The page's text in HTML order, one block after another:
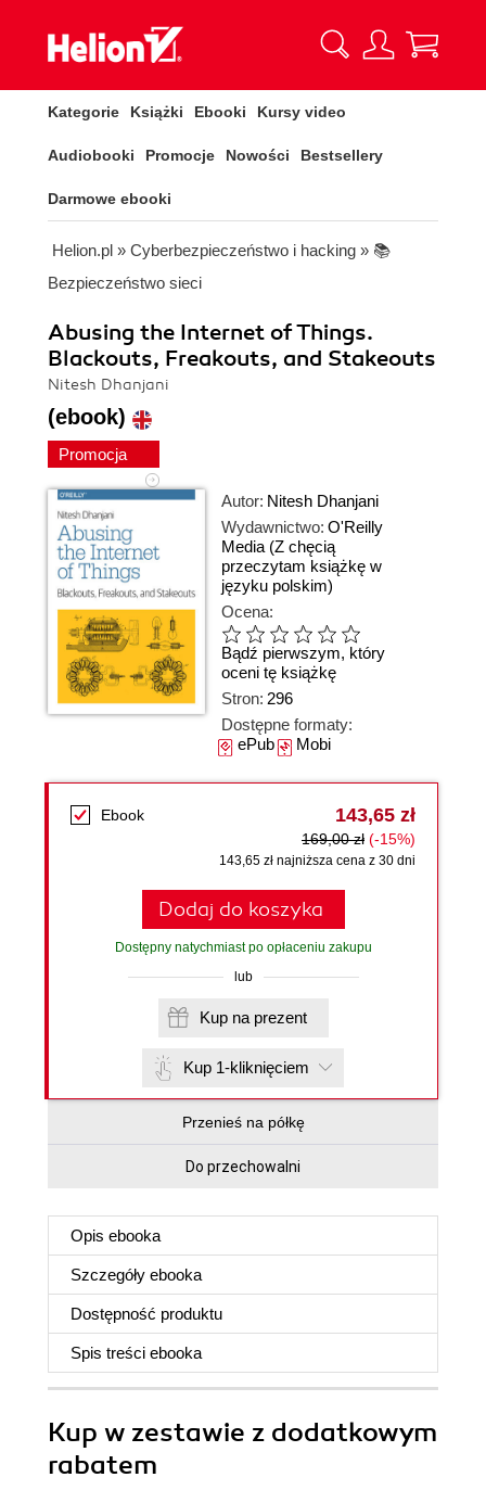
Kategorie Książki Ebooki Kursy video
Audiobooki Promocje Nowości Bestsellery
Darmowe ebooki
Helion.pl » Cyberbezpieczeństwo i hacking » 📚
Bezpieczeństwo sieci
Abusing the Internet of Things.
Blackouts, Freakouts, and Stakeouts
Nitesh Dhanjani
(ebook)
Promocja
Autor: Nitesh Dhanjani
Wydawnictwo: O'Reilly
Media (Z chęcią
przeczytam książkę w
języku polskim)
Ocena:
Bądź pierwszym, który
oceni tę książkę
Stron: 296
Dostępne formaty:
ePubMobi
Ebook 143,65 zł
169,00 zł (-15%)
143,65 zł najniższa cena z 30 dni
Dodaj do koszyka
Dostępny natychmiast po opłaceniu zakupu
lub
Kup na prezent
Kup 1-kliknięciem
Przenieś na półkę
Do przechowalni
Opis ebooka
Szczegóły ebooka
Dostępność produktu
Spis treści ebooka
Kup w zestawie z dodatkowym
rabatem